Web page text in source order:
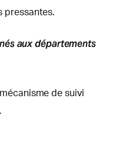
pressantes.
aux départements
de suivi